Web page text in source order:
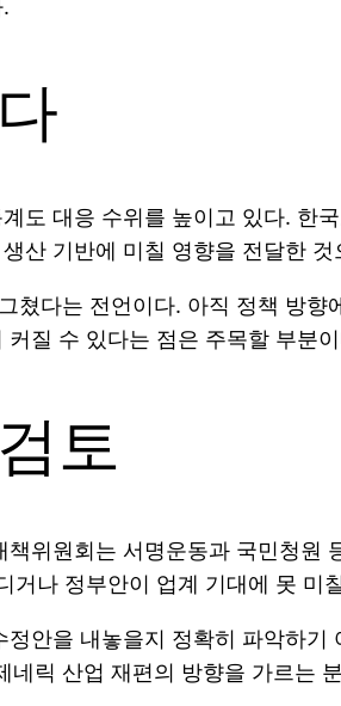
대응 수위를 높이고 있다. 한
산 기반에 미칠 영향을 전달한 것
다는 전언이다. 아직 정책 방
질 수 있다는 점은 주목할 부분
토
위원회는 서명운동과 국민청원
나 정부안이 업계 기대에 못 미
안을 내놓을지 정확히 파악하
릭 산업 재편의 방향을 가르는